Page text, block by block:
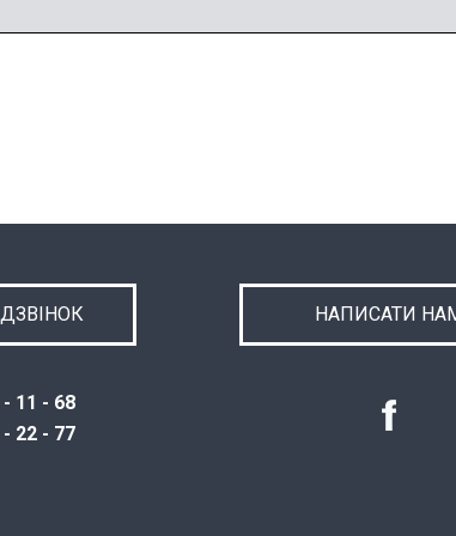
11 - 68
22 - 77
НАПИСАТИ